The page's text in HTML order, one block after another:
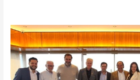
Amil
quer
ampliar
produção